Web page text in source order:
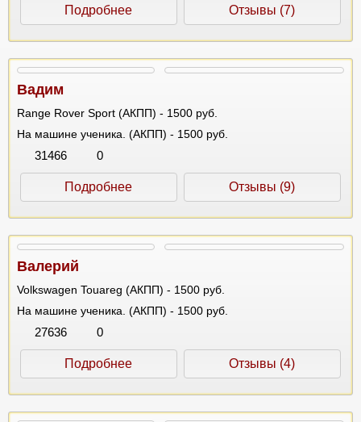
Подробнее Отзывы (7)
Вадим
Range Rover Sport (АКПП) - 1500 руб.
На машине ученика. (АКПП) - 1500 руб.
31466 0
Подробнее Отзывы (9)
Валерий
Volkswagen Touareg (АКПП) - 1500 руб.
На машине ученика. (АКПП) - 1500 руб.
27636 0
Подробнее Отзывы (4)